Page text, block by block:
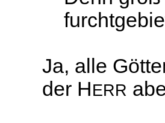
Ja, alle
der HERR